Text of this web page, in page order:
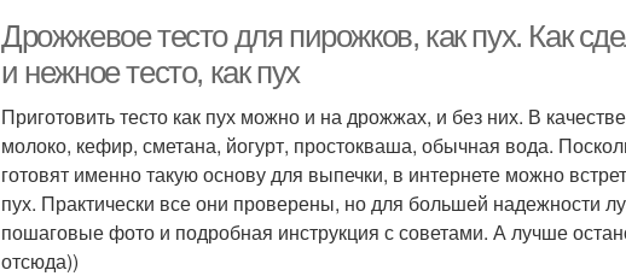
Дрожжевое тесто для пирожков, как пух. Как
и нежное тесто, как пух
Приготовить тесто как пух можно и на дрожжах, и без них. В
молоко, кефир, сметана, йогурт, простокваша, обычная вода.
готовят именно такую основу для выпечки, в интернете можно
пух. Практически все они проверены, но для большей надежности
пошаговые фото и подробная инструкция с советами. А лучше
отсюда))